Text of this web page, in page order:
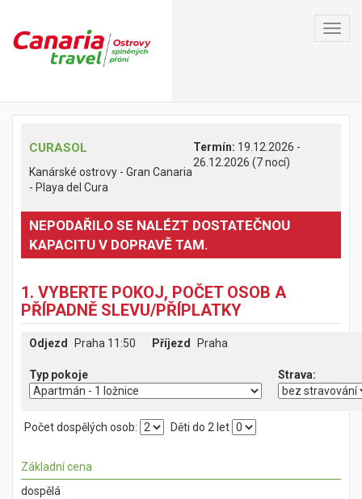
CURASOL
Kanárské ostrovy - Gran Canaria
- Playa del Cura
Termín: 19.12.2026 -
26.12.2026 (7 nocí)
NEPODAŘILO SE NALÉZT DOSTATEČNOU
KAPACITU V DOPRAVĚ TAM.
1. VYBERTE POKOJ, POČET OSOB A
PŘÍPADNĚ SLEVU/PŘÍPLATKY
Odjezd Praha 11:50 Příjezd Praha
Typ pokoje
Počet dospělých osob: Děti do 2 let
Základní cena
dospělá